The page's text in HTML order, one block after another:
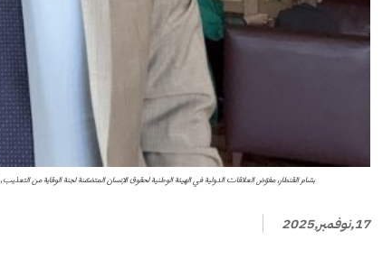
بسّام القنطار، مفوّض العلاقات الدولية في الهيئة الوطنية لحقوق الإنسان المتضمّنة لجنة الوقاية من التعذيب،
17,نوفمبر,2025